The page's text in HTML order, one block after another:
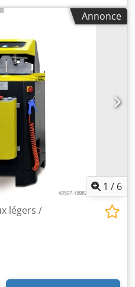
à 90 degrés :
coupe à 45 degrés :
de coupe à 45 degrés :
à 45 degrés :
rotation de la lame de
totale requise :
: environ 0,210 t
x 1,4 m Scie circulaire
avec coupes
à 45 degrés à gauche et tête
45 degrés vers la gauche.
(étau automatique), les
lorsque la tête de scie
à billes pour un
d’onglet. • Blocage à
dans n’importe quelle
automatique de la lame
de deux étaux.
position haute. •㠶utte
Annonce
1 / 6
légers /